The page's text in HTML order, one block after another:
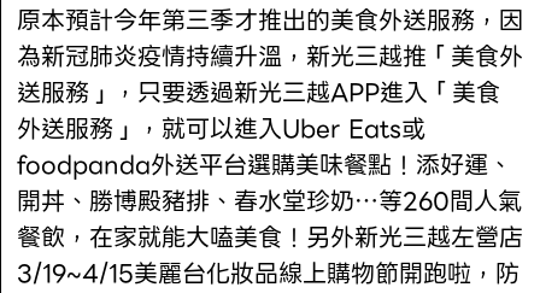
原本預計今年第三季才推出的美食外送服務，因
為新冠肺炎疫情持續升溫，新光三越推「美食外
送服務」，只要透過新光三越APP進入「美食
外送服務」，就可以進入Uber Eats或
foodpanda外送平台選購美味餐點！添好運、
開丼、勝博殿豬排、春水堂珍奶…等260間人氣
餐飲，在家就能大嗑美食！另外新光三越左營店
3/19~4/15美麗台化妝品線上購物節開跑啦，防